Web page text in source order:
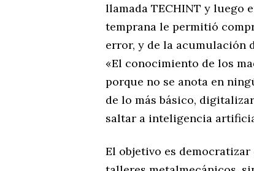
llamada TECHINT y luego
temprana le permitió
error, y de la acumulación
«El conocimiento de los
porque no se anota en
de lo más básico,
saltar a inteligencia
El objetivo es democratizar